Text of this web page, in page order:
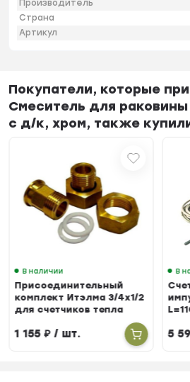
Производитель
Страна
Артикул
Покупатели, которые
Смеситель для
с д/к, хром, также
В наличии
Присоединительный
комплект Итэлма 3/4х1/2
для счетчиков тепла
1 155₽/ шт.
В
5